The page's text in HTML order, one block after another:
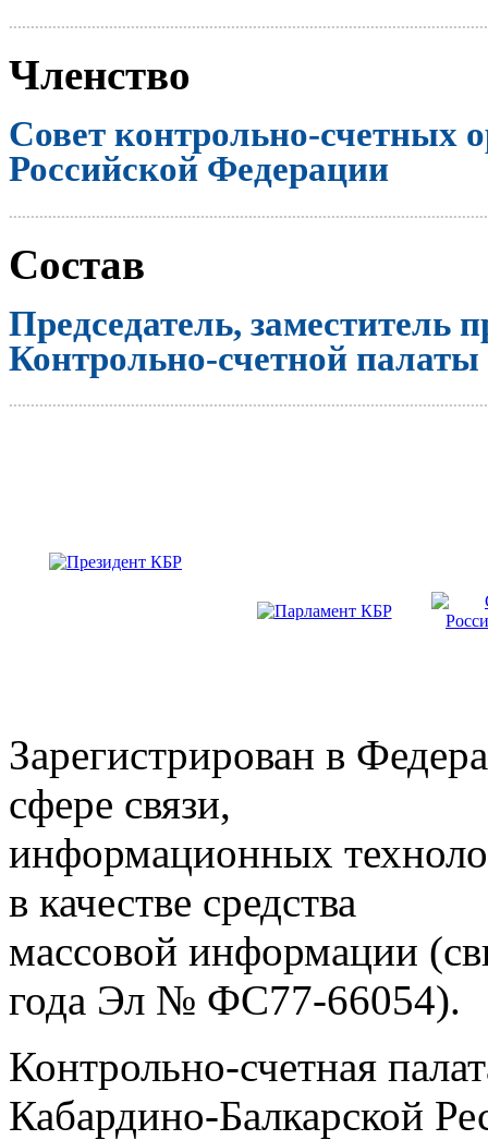
Членство
Совет контрольно-счетных
Российской Федерации
Состав
Председатель, заместитель
Контрольно-счетной палаты
Зарегистрирован в
сфере связи,
информационных
в качестве средства
массовой информации
года Эл № ФС77-66054).
Контрольно-счетная
Кабардино-Балкарской